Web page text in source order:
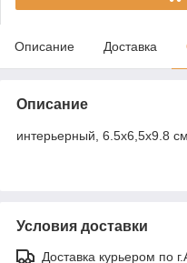
Описание Доставка
Описание
интерьерный, 6.5х6,5х9.8 см
Условия доставки
Доставка курьером по